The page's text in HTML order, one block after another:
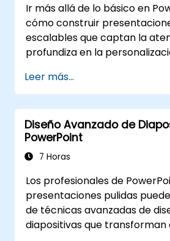
equipo técnicas para manejar
la dinámica del público y
energía, además de marcos
seguimiento posterior a la
Construye una habilidad
Ir más allá de lo básico en
cómo construir
escalables que captan la
profundiza en la
plantillas, uso de SmartArt
de procesos e integración
Excel para dashboards con
en vivo y gráficos. equipa a
con flujos de trabajo
complementos como Office
presentaciones complejas,
ciclos de revisión y
presentaciones
impacto.
Leer más...
Diseño Avanzado de
PowerPoint
7 Horas
Los profesionales de
presentaciones pulidas
de técnicas avanzadas de
diapositivas que